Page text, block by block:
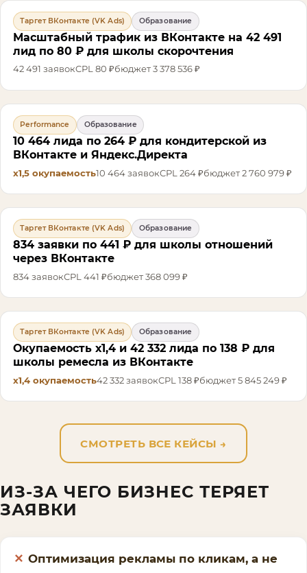
Таргет ВКонтакте (VK Ads) Образование
Масштабный трафик из ВКонтакте на 42 491
лид по 80 ₽ для школы скорочтения
42 491 заявокCPL80 ₽бюджет3 378 536 ₽
Performance Образование
10 464 лида по 264 ₽ для кондитерской из
ВКонтакте и Яндекс.Директа
х1,5окупаемость10 464заявокCPL 264 ₽бюджет2 760 979 ₽
Таргет ВКонтакте (VK Ads) Образование
834 заявки по 441 ₽ для школы отношений
через ВКонтакте
834заявокCPL 441 ₽бюджет368 099 ₽
Таргет ВКонтакте (VK Ads) Образование
Окупаемость х1,4 и 42 332 лида по 138 ₽ для
школы ремесла из ВКонтакте
х1,4окупаемость42 332заявокCPL 138 ₽бюджет5 845 249 ₽
СМОТРЕТЬ ВСЕ КЕЙСЫ →
ИЗ-ЗА ЧЕГО БИЗНЕС ТЕРЯЕТ
ЗАЯВКИ
Оптимизация рекламы по кликам, а не